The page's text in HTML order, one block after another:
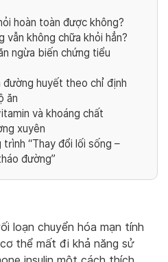
hoàn toàn được không?
vẫn không chữa khỏi hẳn?
ngừa biến chứng tiểu
đường huyết theo chỉ định
ăn
và khoáng chất
xuyên
trình “Thay đổi lối sống –
đường”
loạn chuyển hóa mạn tính
thể mất đi khả năng sử